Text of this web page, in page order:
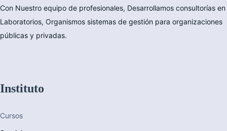
Con Nuestro equipo de profesionales, Desarrollamos consultorías en
Laboratorios, Organismos sistemas de gestión para organizaciones
públicas y privadas.
Instituto
Cursos